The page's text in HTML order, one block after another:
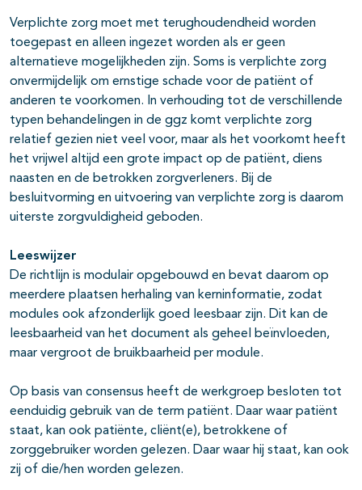
Verplichte zorg moet met terughoudendheid worden
toegepast en alleen ingezet worden als er geen
alternatieve mogelijkheden zijn. Soms is verplichte zorg
onvermijdelijk om ernstige schade voor de patiënt of
anderen te voorkomen. In verhouding tot de verschillende
typen behandelingen in de ggz komt verplichte zorg
relatief gezien niet veel voor, maar als het voorkomt heeft
het vrijwel altijd een grote impact op de patiënt, diens
naasten en de betrokken zorgverleners. Bij de
besluitvorming en uitvoering van verplichte zorg is daarom
uiterste zorgvuldigheid geboden.
Leeswijzer
De richtlijn is modulair opgebouwd en bevat daarom op
meerdere plaatsen herhaling van kerninformatie, zodat
modules ook afzonderlijk goed leesbaar zijn. Dit kan de
leesbaarheid van het document als geheel beïnvloeden,
maar vergroot de bruikbaarheid per module.
Op basis van consensus heeft de werkgroep besloten tot
eenduidig gebruik van de term patiënt. Daar waar patiënt
staat, kan ook patiënte, cliënt(e), betrokkene of
zorggebruiker worden gelezen. Daar waar hij staat, kan ook
zij of die/hen worden gelezen.